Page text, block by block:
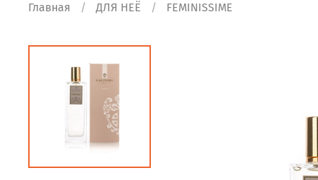
Главная ДЛЯ НЕЁ FEMINISSIME